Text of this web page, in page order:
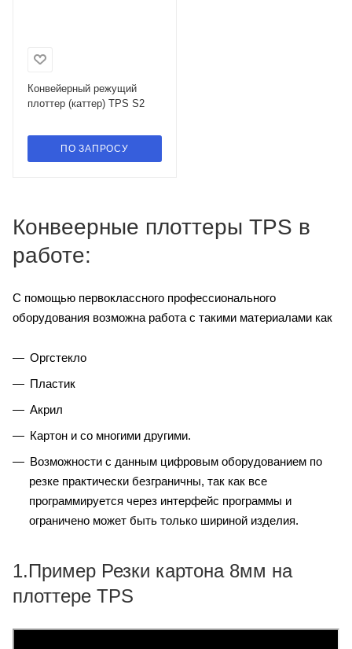
Конвейерный режущий
плоттер (каттер) TPS S2
ПО ЗАПРОСУ
Конвеерные плоттеры TPS в
работе:
С помощью первоклассного профессионального
оборудования возможна работа с такими материалами как
Оргстекло
Пластик
Акрил
Картон и со многими другими.
Возможности с данным цифровым оборудованием по
резке практически безграничны, так как все
программируется через интерфейс программы и
ограничено может быть только шириной изделия.
1.Пример Резки картона 8мм на
плоттере TPS